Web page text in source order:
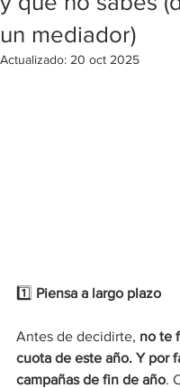
un mediador)
Actualizado: 20 oct 2025
1️⃣ Piensa a largo plazo
Antes de decidirte, no te
cuota de este año. Y por
campañas de fin de año.